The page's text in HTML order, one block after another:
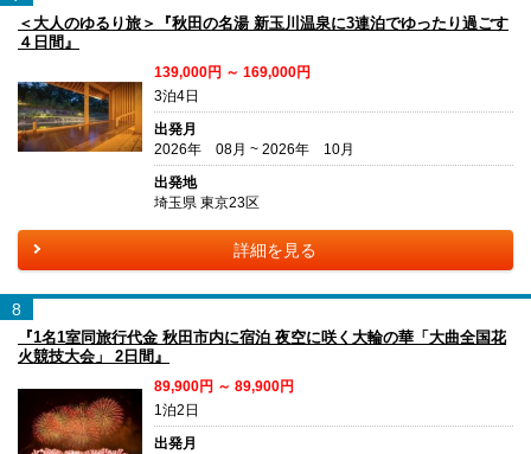
＜大人のゆるり旅＞『秋田の名湯 新玉川温泉に3連泊でゆったり過ごす
４日間』
139,000円 ～ 169,000円
3泊4日
出発月
2026年 08月 ~ 2026年 10月
出発地
埼玉県 東京23区
詳細を見る
8
『1名1室同旅行代金 秋田市内に宿泊 夜空に咲く大輪の華「大曲全国花
火競技大会」 2日間』
89,900円 ～ 89,900円
1泊2日
出発月